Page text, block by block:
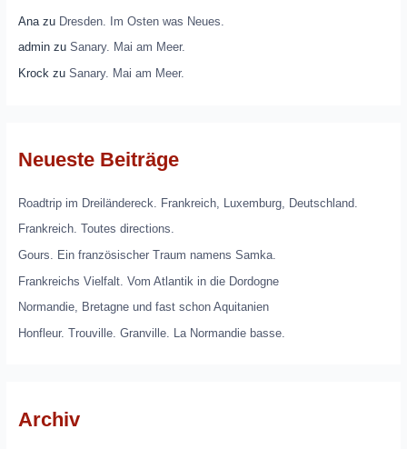
Anazu Dresden. Im Osten was Neues.
adminzu Sanary. Mai am Meer.
Krockzu Sanary. Mai am Meer.
Neueste Beiträge
Roadtrip im Dreiländereck. Frankreich, Luxemburg, Deutschland.
Frankreich. Toutes directions.
Gours. Ein französischer Traum namens Samka.
Frankreichs Vielfalt. Vom Atlantik in die Dordogne
Normandie, Bretagne und fast schon Aquitanien
Honfleur. Trouville. Granville. La Normandie basse.
Archiv